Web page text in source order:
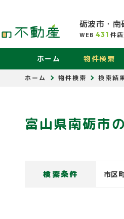
砺波市・南
WEB 431 件
ホーム 物件検索
ホーム 物件検索 検索結
富山県南砺市
検索条件 市区